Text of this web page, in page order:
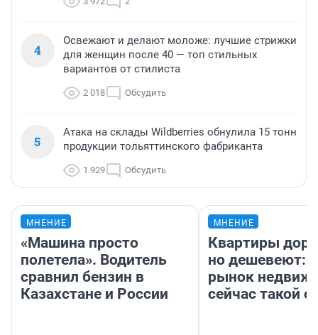
4
Освежают и делают моложе: лучшие стрижки
для женщин после 40 — топ стильных
вариантов от стилиста
2 018 Обсудить
5
Атака на склады Wildberries обнулила 15 тонн
продукции тольяттинского фабриканта
1 929 Обсудить
МНЕНИЕ
«Машина просто
полетела». Водитель
сравнил бензин в
Казахстане и России
МНЕНИЕ
Квартиры
но дешевеют:
рынок
сейчас такой